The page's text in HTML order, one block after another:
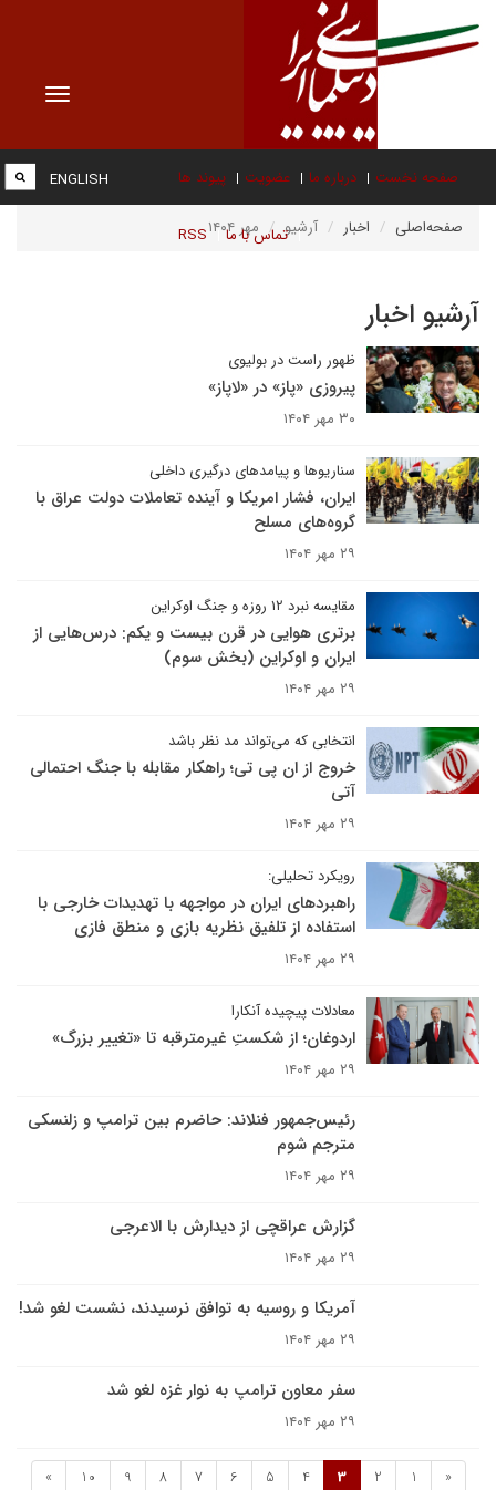
Toggle
صفحه نخست درباره ما عضویت پیوند ها
تماس با ما RSS
ENGLISH
صفحه‌اصلی اخبار آرشیو مهر ۱۴۰۴
آرشیو اخبار
ظهور راست در بولیوی
پیروزی «پاز» در «لاپاز»
۳۰ مهر ۱۴۰۴
سناریوها و پیامدهای درگیری داخلی
ایران، فشار امریکا و آینده تعاملات دولت عراق با
گروه‌های مسلح
۲۹ مهر ۱۴۰۴
مقایسه نبرد ۱۲ روزه و جنگ اوکراین
برتری هوایی در قرن بیست و یکم: درس‌هایی از
ایران و اوکراین (بخش سوم)
۲۹ مهر ۱۴۰۴
انتخابی که می‌تواند مد نظر باشد
خروج از ان پی تی؛ راهکار مقابله با جنگ احتمالی
آتی
۲۹ مهر ۱۴۰۴
رویکرد تحلیلی:
راهبردهای ایران در مواجهه با تهدیدات خارجی با
استفاده از تلفیق نظریه بازی و منطق فازی
۲۹ مهر ۱۴۰۴
معادلات پیچیده آنکارا
اردوغان؛ از شکستِ غیرمترقبه تا «تغییر بزرگ»
۲۹ مهر ۱۴۰۴
رئیس‌جمهور فنلاند: حاضرم بین ترامپ و زلنسکی
مترجم شوم
۲۹ مهر ۱۴۰۴
گزارش عراقچی از دیدارش با الاعرجی
۲۹ مهر ۱۴۰۴
آمریکا و روسیه به توافق نرسیدند، نشست لغو شد!
۲۹ مهر ۱۴۰۴
سفر معاون ترامپ به نوار غزه لغو شد
۲۹ مهر ۱۴۰۴
«
1
2
3
4
5
6
7
8
9
10
»